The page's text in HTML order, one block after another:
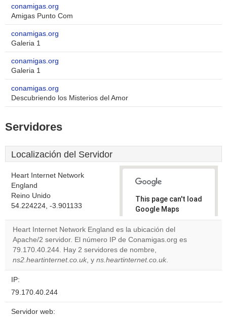
conamigas.org
Amigas Punto Com
conamigas.org
Galeria 1
conamigas.org
Galeria 1
conamigas.org
Descubriendo los Misterios del Amor
Servidores
Localización del Servidor
Heart Internet Network
England
Reino Unido
54.224224, -3.901133
This page can't load
Google Maps
correctly.
Do you
own this
website?
Heart Internet Network England es la ubicación del
Apache/2 servidor. El número IP de Conamigas.org es
79.170.40.244. Hay 2 servidores de nombre,
ns2.heartinternet.co.uk, y ns.heartinternet.co.uk.
IP:
79.170.40.244
Servidor web: